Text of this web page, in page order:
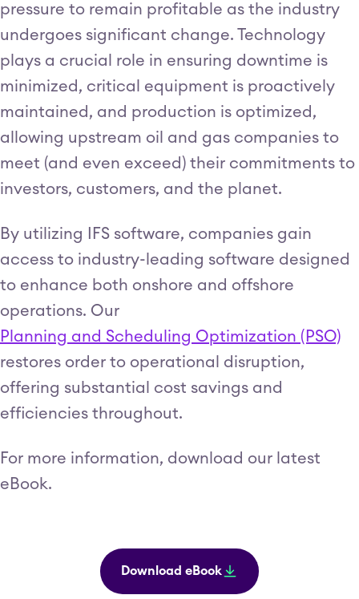
pressure to remain profitable as the industry
undergoes significant change. Technology
plays a crucial role in ensuring downtime is
minimized, critical equipment is proactively
maintained, and production is optimized,
allowing upstream oil and gas companies to
meet (and even exceed) their commitments to
investors, customers, and the planet.
By utilizing IFS software, companies gain
access to industry-leading software designed
to enhance both onshore and offshore
operations. Our
Planning and Scheduling Optimization (PSO)
restores order to operational disruption,
offering substantial cost savings and
efficiencies throughout.
For more information, download our latest
eBook.
Download eBook